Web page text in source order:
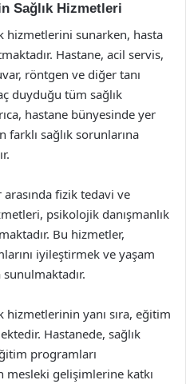
Sağlık Hizmetleri
hizmetlerini sunarken, hasta
Hastane, acil servis,
röntgen ve diğer tanı
duyduğu tüm sağlık
hastane bünyesinde yer
farklı sağlık sorunlarına
fizik tedavi ve
psikolojik danışmanlık
Bu hizmetler,
iyileştirmek ve yaşam
hizmetlerinin yanı sıra, eğitim
Hastanede, sağlık
programları
gelişimlerine katkı